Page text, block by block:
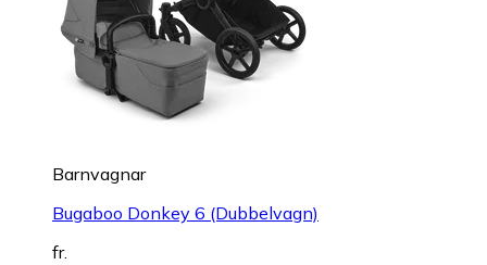
Barnvagnar
Bugaboo Donkey 6 (Dubbelvagn)
fr.